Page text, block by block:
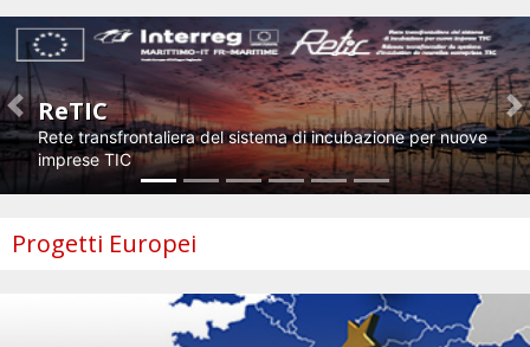
ReTIC
Rete transfrontaliera del sistema di incubazione per nuove
imprese TIC
Previous
Progetti Europei